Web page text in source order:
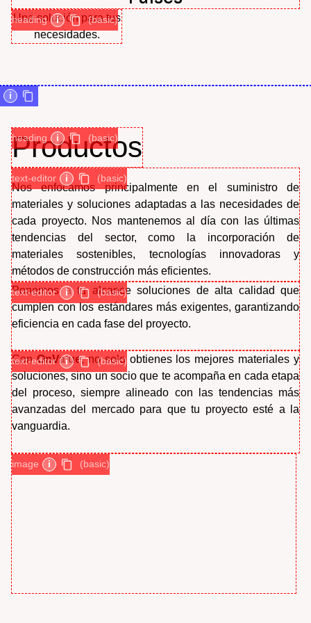
Una solución para tus
necesidades.
heading i (basic)
image i (basic)
Productos
heading i (basic)
Nos enfocamos principalmente en el suministro de
materiales y soluciones adaptadas a las necesidades de
cada proyecto. Nos mantenemos al día con las últimas
tendencias del sector, como la incorporación de
materiales sostenibles, tecnologías innovadoras y
métodos de construcción más eficientes.
text-editor i (basic)
Ponemos a tu alcance soluciones de alta calidad que
cumplen con los estándares más exigentes, garantizando
eficiencia en cada fase del proyecto.
text-editor i (basic)
ConOnValue, no solo obtienes los mejores materiales y
soluciones, sino un socio que te acompaña en cada etapa
del proceso, siempre alineado con las tendencias más
avanzadas del mercado para que tu proyecto esté a la
vanguardia.
text-editor i (basic)
i